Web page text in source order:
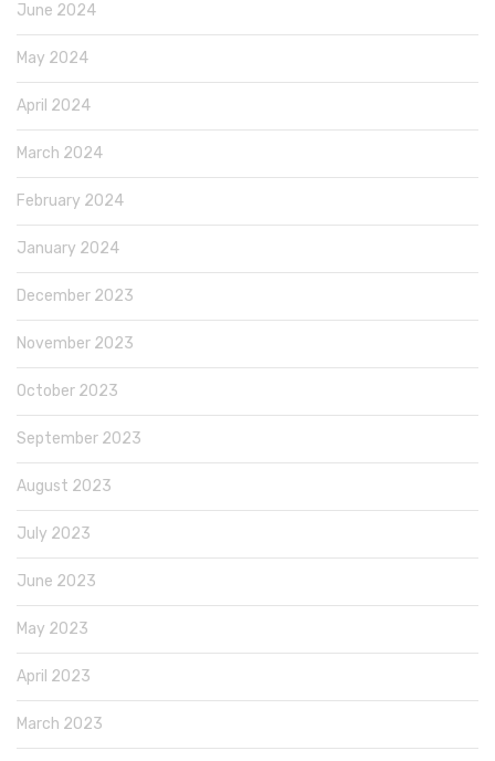
June 2024
May 2024
April 2024
March 2024
February 2024
January 2024
December 2023
November 2023
October 2023
September 2023
August 2023
July 2023
June 2023
May 2023
April 2023
March 2023